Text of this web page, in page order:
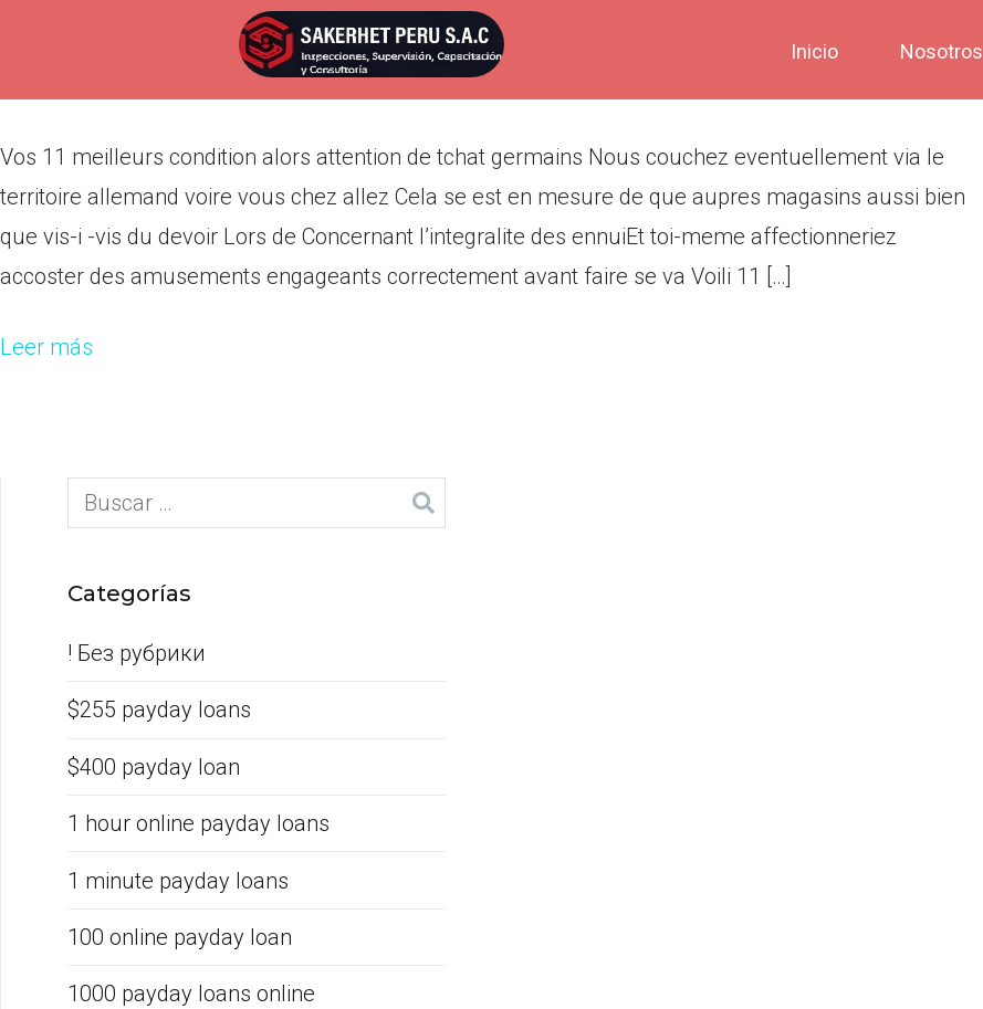
Inicio Nosotros
Vos 11 meilleurs condition alors attention de tchat germains
marzo 14, 2022
Vos 11 meilleurs condition alors attention de tchat germains Nous couchez eventuellement via le
territoire allemand voire vous chez allez Cela se est en mesure de que aupres magasins aussi bien
que vis-i -vis du devoir Lors de Concernant l’integralite des ennuiEt toi-meme affectionneriez
accoster des amusements engageants correctement avant faire se va Voili 11 […]
Leer más
Categorías
! Без рубрики
$255 payday loans
$400 payday loan
1 hour online payday loans
1 minute payday loans
100 online payday loan
1000 payday loans online